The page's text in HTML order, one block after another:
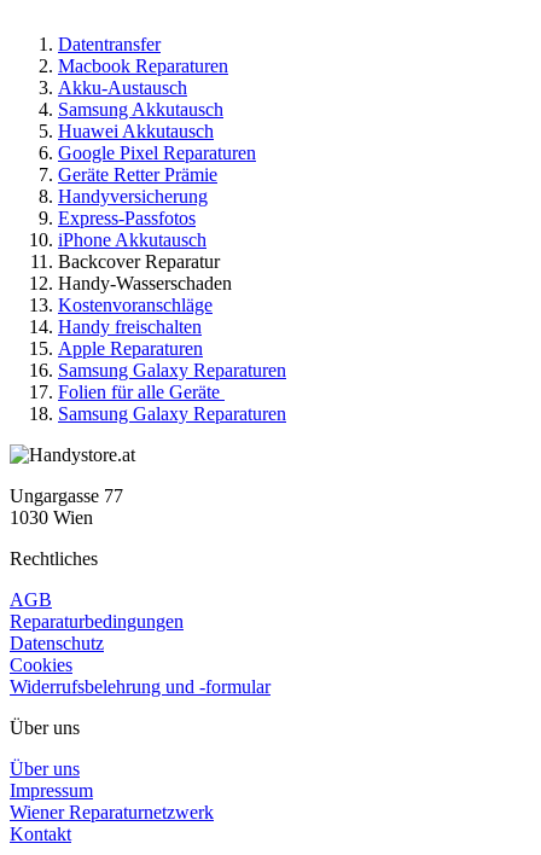
Datentransfer
Macbook Reparaturen
Akku-Austausch
Samsung Akkutausch
Huawei Akkutausch
Google Pixel Reparaturen
Geräte Retter Prämie
Handyversicherung
Express-Passfotos
iPhone Akkutausch
Backcover Reparatur
Handy-Wasserschaden
Kostenvoranschläge
Handy freischalten
Apple Reparaturen
Samsung Galaxy Reparaturen
Folien für alle Geräte
Samsung Galaxy Reparaturen
Ungargasse 77
1030 Wien
Rechtliches
AGB
Reparaturbedingungen
Datenschutz
Cookies
Widerrufsbelehrung und -formular
Über uns
Über uns
Impressum
Wiener Reparaturnetzwerk
Kontakt